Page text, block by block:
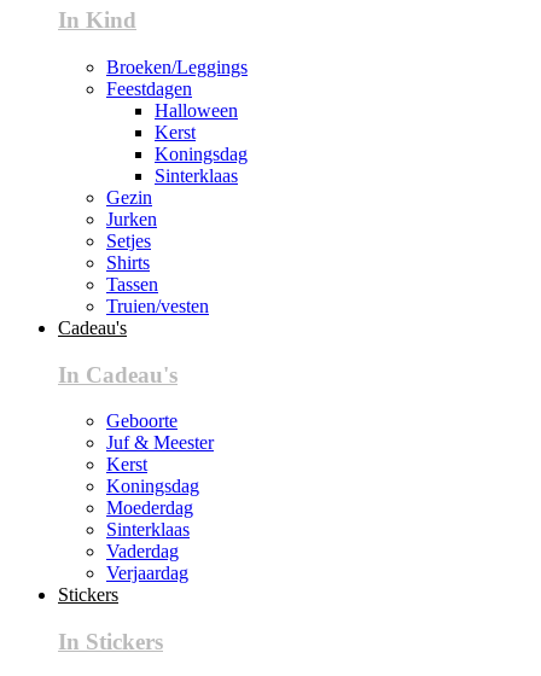
In Kind
Broeken/Leggings
Feestdagen
Halloween
Kerst
Koningsdag
Sinterklaas
Gezin
Jurken
Setjes
Shirts
Tassen
Truien/vesten
Cadeau's
In Cadeau's
Geboorte
Juf & Meester
Kerst
Koningsdag
Moederdag
Sinterklaas
Vaderdag
Verjaardag
Stickers
In Stickers